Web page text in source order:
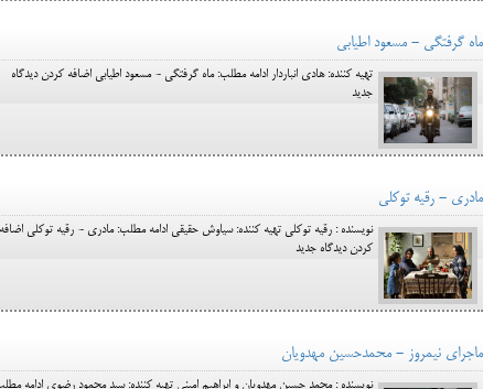
ماه گرفتگی - مسعود اطیابی
تهیه کننده: هادی انباردار ادامه مطلب: ماه گرفتگی - مسعود اطیابی اضافه کردن دیدگاه
جدید
مادری - رقیه توکلی
نویسنده : رقیه توکلی تهیه کننده: سیاوش حقیقی ادامه مطلب: مادری - رقیه توکلی اضافه
کردن دیدگاه جدید
ماجرای نیمروز - محمدحسین مهدویان
نویسنده : محمد حسین مهدویان و ابراهیم امینی تهیه کننده: سید محمود رضوی ادامه